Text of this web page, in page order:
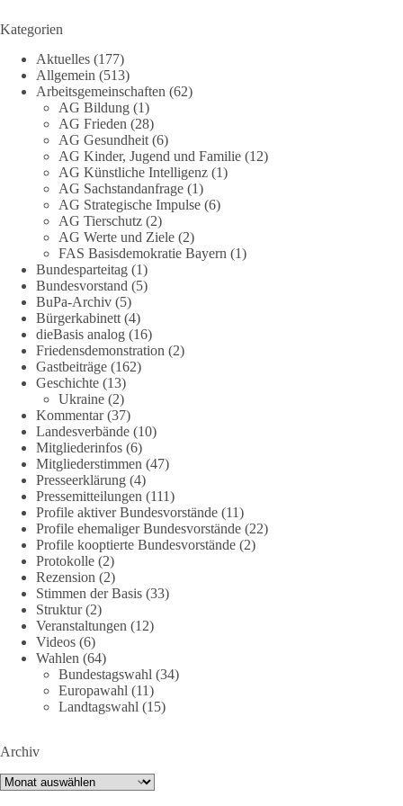
DieBasis
1 Tag zuvor
Stimmen der dieBasis – heute mit dem „Demokratie-Bestatter“
Die Energiewende ist bisher kein Erfolg, sondern ein teures,
ineffizientes Unterfangen. Dies belegt eine Auswertung der
NZZ, wonach die Energiewende den Strom nicht billiger,
sondern teurer gemacht hat.
Quelle: https://www.nzz.ch/der-andere-blick/fehlschlag-
energiewende-warum-deutschland-trotz-rekordausbau-von-
wind-und-sonnenkraft-weniger-strom-erzeugt-ld.10006607
🟩🟩🟦🟦🟥🟥🟧🟧
„Wir brauchen dringend wettbewerbsfähige Energiepreise und
eine ideologiefreie Diskussion“, meint der Demokratie-
Bestatter.
Wie siehst du das?
🤝 Jetzt Politik für die Menschen mitgestalten:
https://diebasis.de/mitgliedschaft/
#dieBasis #energiewende #strompreise #wettbewerb
7
DieBasis
2 Tage(n) zuvor
⚡️ NATO-Gipfel in Ankara: Kriegskonferenz statt
Friedensgipfel!?
Staats- und Regierungschefs zum NATO-Gipfel in der Türkei.
Von der NATO wird behauptet, sie sei das wichtigste
Kategorien
Aktuelles (177)
Allgemein (513)
Arbeitsgemeinschaften (62)
AG Bildung (1)
AG Frieden (28)
AG Gesundheit (6)
AG Kinder, Jugend und Familie (12)
AG Künstliche Intelligenz (1)
AG Sachstandanfrage (1)
AG Strategische Impulse (6)
AG Tierschutz (2)
AG Werte und Ziele (2)
FAS Basisdemokratie Bayern (1)
Bundesparteitag (1)
Bundesvorstand (5)
BuPa-Archiv (5)
Bürgerkabinett (4)
dieBasis analog (16)
Friedensdemonstration (2)
Gastbeiträge (162)
Geschichte (13)
Ukraine (2)
Kommentar(37)
Landesverbände (10)
Mitgliederinfos (6)
Mitgliederstimmen (47)
Presseerklärung (4)
Pressemitteilungen (111)
Profile aktiver Bundesvorstände (11)
Profile ehemaliger Bundesvorstände (22)
Profile kooptierte Bundesvorstände (2)
Protokolle (2)
Rezension (2)
Stimmen der Basis (33)
Struktur(2)
Veranstaltungen (12)
Videos (6)
Wahlen (64)
Bundestagswahl (34)
Europawahl (11)
Landtagswahl (15)
Archiv
Archiv